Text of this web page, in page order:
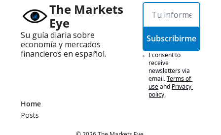
The Markets
Eye
Su guía diaria sobre
economía y mercados
financieros en español.
Subscribirme
I consent to
receive
newsletters via
email.Terms of
useand Privacy
policy.
Home
Posts